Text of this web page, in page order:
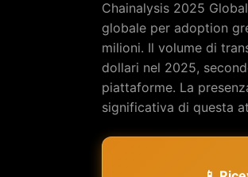
Chainalysis 2025
globale per adoption
milioni. Il volume di
dollari nel 2025,
piattaforme. La
significativa di questa